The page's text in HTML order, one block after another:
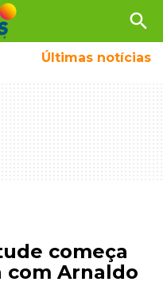
search
Últimas notícias
começa
Arnaldo